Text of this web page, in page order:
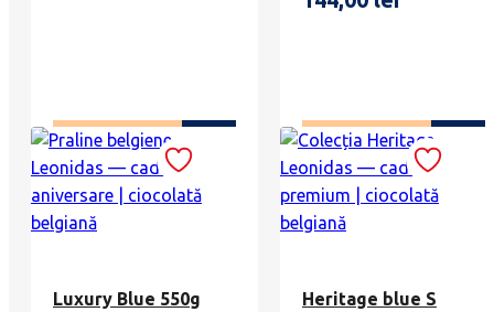
ADAUGĂ ÎN COȘ ADAUGĂ ÎN COȘ
Luxury Blue 550g Heritage blue S